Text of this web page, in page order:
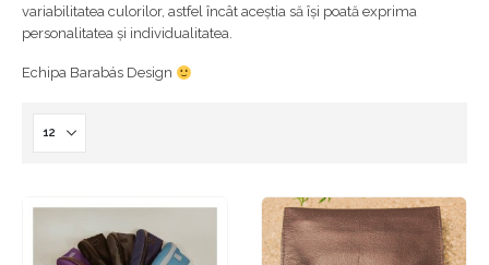
variabilitatea culorilor, astfel încât aceștia să își poată exprima
personalitatea și individualitatea.
Echipa Barabás Design